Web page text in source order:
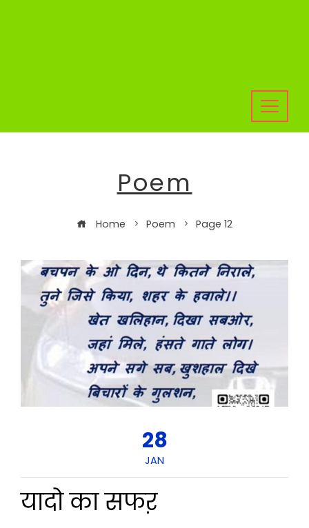
Poem
Home Poem Page 12
28
JAN
यादो का सफऱ